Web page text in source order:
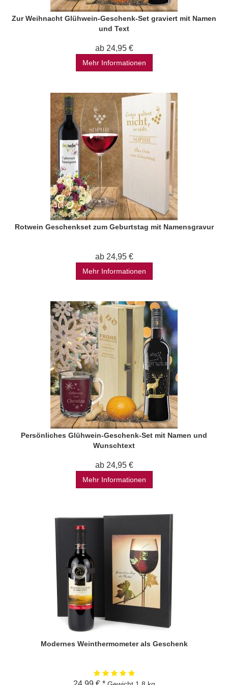
Zur Weihnacht Glühwein-Geschenk-Set graviert mit Namen
und Text
ab 24,95 €
Mehr Informationen
Rotwein Geschenkset zum Geburtstag mit Namensgravur
ab 24,95 €
Mehr Informationen
Persönliches Glühwein-Geschenk-Set mit Namen und
Wunschtext
ab 24,95 €
Mehr Informationen
Modernes Weinthermometer als Geschenk